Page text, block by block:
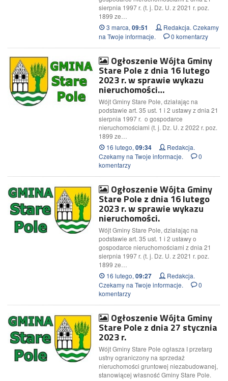
sierpnia 1997 r. (t. j. Dz. U. z 2021 r. poz.
1899 ze…
3 marca, 09:51
Redakcja. Czekamy
na Twoje informacje.
0 komentarzy
Ogłoszenie Wójta Gminy
Stare Pole z dnia 16 lutego
2023 r. w sprawie wykazu
nieruchomości…
Wójt Gminy Stare Pole, działając na
podstawie art. 35 ust. 1 i 2 ustawy z dnia 21
sierpnia 1997 r. o gospodarce
nieruchomościami (t. j. Dz. U. z 2022 r. poz.
1899 ze…
16 lutego, 09:34
Redakcja.
Czekamy na Twoje informacje.
0
komentarzy
Ogłoszenie Wójta Gminy
Stare Pole z dnia 16 lutego
2023 r. w sprawie wykazu
nieruchomości.
Wójt Gminy Stare Pole, działając na
podstawie art. 35 ust. 1 i 2 ustawy o
gospodarce nieruchomościami z dnia 21
sierpnia 1997 r. (t. j. Dz. U. z 2021 r. poz.
1899 ze…
16 lutego, 09:27
Redakcja.
Czekamy na Twoje informacje.
0
komentarzy
Ogłoszenie Wójta Gminy
Stare Pole z dnia 27 stycznia
2023 r.
Wójt Gminy Stare Pole ogłasza I przetarg
ustny ograniczony na sprzedaż
nieruchomości gruntowej niezabudowanej,
stanowiącej własność Gminy Stare Pole.